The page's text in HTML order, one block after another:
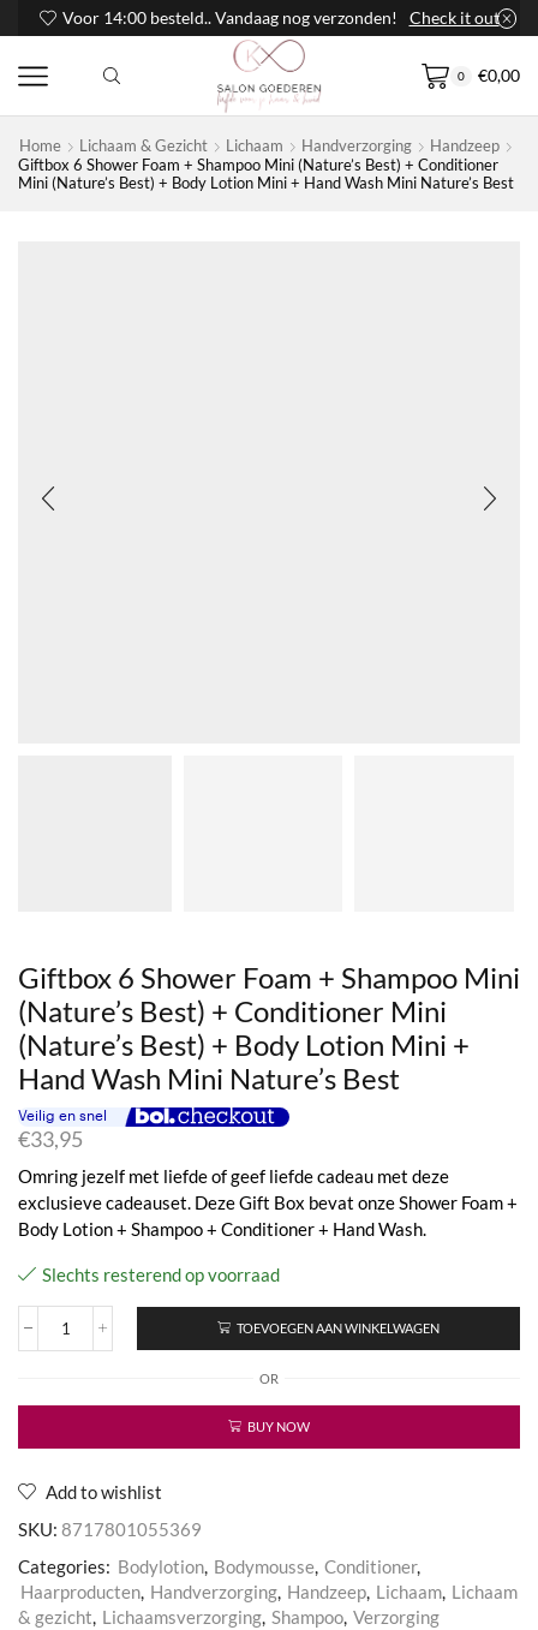
Voor 14:00 besteld.. Vandaag nog verzonden! Check it out
0 €0,00
Home Lichaam & Gezicht Lichaam Handverzorging
Handzeep
Giftbox 6 Shower Foam + Shampoo Mini (Nature’s Best) + Conditioner
Mini (Nature’s Best) + Body Lotion Mini + Hand Wash Mini Nature’s Best
Giftbox 6 Shower Foam + Shampoo Mini
(Nature’s Best) + Conditioner Mini
(Nature’s Best) + Body Lotion Mini +
Hand Wash Mini Nature’s Best
€33,95
Omring jezelf met liefde of geef liefde cadeau met deze
exclusieve cadeauset. Deze Gift Box bevat onze Shower Foam +
Body Lotion + Shampoo + Conditioner + Hand Wash.
Slechts resterend op voorraad
Giftbox
Foam
Shampoo
(Nature's
+
Mini
(Nature's
Best)
TOEVOEGEN AAN WINKELWAGEN
OR
BUY NOW
Add to wishlist
SKU: 8717801055369
Categories: Bodylotion, Bodymousse, Conditioner,
Haarproducten, Handverzorging, Handzeep, Lichaam, Lichaam
& gezicht, Lichaamsverzorging, Shampoo, Verzorging